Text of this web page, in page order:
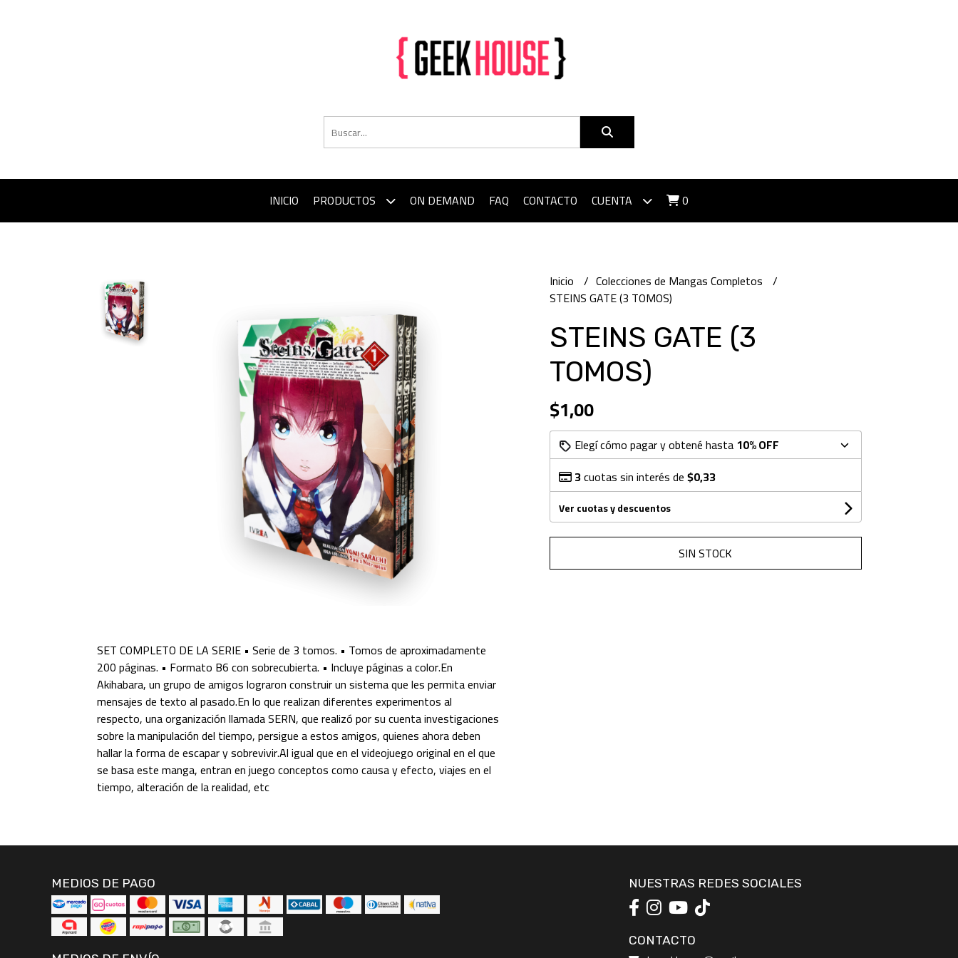
INICIO PRODUCTOS ON DEMAND FAQ CONTACTO CUENTA 0
SET COMPLETO DE LA SERIE • Serie de 3 tomos. • Tomos de aproximadamente
200 páginas. • Formato B6 con sobrecubierta. • Incluye páginas a color.En
Akihabara, un grupo de amigos lograron construir un sistema que les permita enviar
mensajes de texto al pasado.En lo que realizan diferentes experimentos al
respecto, una organización llamada SERN, que realizó por su cuenta investigaciones
sobre la manipulación del tiempo, persigue a estos amigos, quienes ahora deben
hallar la forma de escapar y sobrevivir.Al igual que en el videojuego original en el que
se basa este manga, entran en juego conceptos como causa y efecto, viajes en el
tiempo, alteración de la realidad, etc
Inicio
Colecciones de Mangas Completos
STEINS GATE (3 TOMOS)
STEINS GATE (3
TOMOS)
$1,00
Elegí cómo pagar y obtené hasta 10% OFF
3cuotas sin interés de$0,33
Ver cuotas y descuentos
SIN STOCK
MEDIOS DE PAGO NUESTRAS REDES SOCIALES
CONTACTO